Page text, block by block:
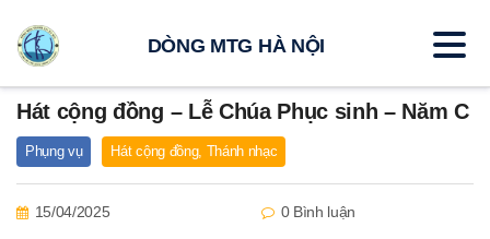
Hát cộng đồng – Lễ Chúa Phục sinh – Năm C
Phụng vụ Hát cộng đồng, Thánh nhạc
15/04/2025 0 Bình luận
DÒNG MTG HÀ NỘI